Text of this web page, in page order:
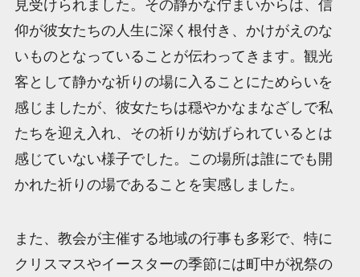
見受けられました。その静かな佇まいからは、信
仰が彼女たちの人生に深く根付き、かけがえのな
いものとなっていることが伝わってきます。観光
客として静かな祈りの場に入ることにためらいを
感じましたが、彼女たちは穏やかなまなざしで私
たちを迎え入れ、その祈りが妨げられているとは
感じていない様子でした。この場所は誰にでも開
かれた祈りの場であることを実感しました。
また、教会が主催する地域の行事も多彩で、特に
クリスマスやイースターの季節には町中が祝祭の